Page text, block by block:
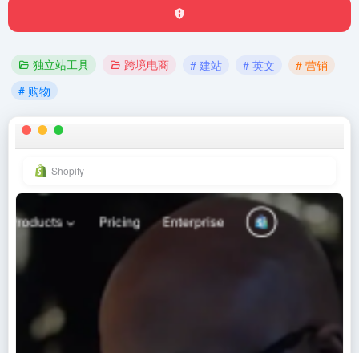
独立站工具 跨境电商 # 建站 # 英文
# 营销
# 购物
Shopify